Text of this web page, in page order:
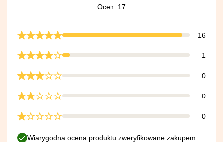
Ocen: 17
16
1
0
0
0
Wiarygodna ocena produktu zweryfikowane zakupem.